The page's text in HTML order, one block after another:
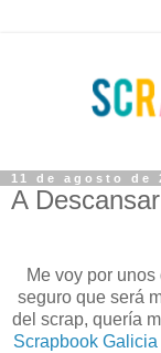
11 de agosto de
A Descansar
Me voy por
seguro que será
del scrap, quería
Scrapbook Galicia